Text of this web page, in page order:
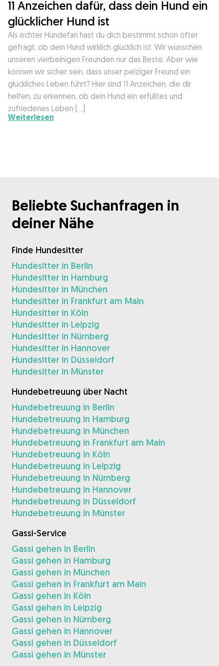
11 Anzeichen dafür, dass dein Hund ein
glücklicher Hund ist
Als echter Hundefan hast du dich bestimmt schon öfter
gefragt, ob dein Hund wirklich glücklich ist. Wir wünschen
unseren vierbeinigen Freunden nur das Beste. Aber wie
können wir sicher sein, dass unser pelziger Freund ein
glückliches Leben führt? Hier sind 11 Anzeichen, die dir
helfen, zu erkennen, ob dein Hund ein erfülltes und
zufriedenes Leben […]
Weiterlesen
Beliebte Suchanfragen in
deiner Nähe
Finde Hundesitter
Hundesitter in Berlin
Hundesitter in Hamburg
Hundesitter in München
Hundesitter in Frankfurt am Main
Hundesitter in Köln
Hundesitter in Leipzig
Hundesitter in Nürnberg
Hundesitter in Hannover
Hundesitter in Düsseldorf
Hundesitter in Münster
Hundebetreuung über Nacht
Hundebetreuung in Berlin
Hundebetreuung in Hamburg
Hundebetreuung in München
Hundebetreuung in Frankfurt am Main
Hundebetreuung in Köln
Hundebetreuung in Leipzig
Hundebetreuung in Nürnberg
Hundebetreuung in Hannover
Hundebetreuung in Düsseldorf
Hundebetreuung in Münster
Gassi-Service
Gassi gehen in Berlin
Gassi gehen in Hamburg
Gassi gehen in München
Gassi gehen in Frankfurt am Main
Gassi gehen in Köln
Gassi gehen in Leipzig
Gassi gehen in Nürnberg
Gassi gehen in Hannover
Gassi gehen in Düsseldorf
Gassi gehen in Münster